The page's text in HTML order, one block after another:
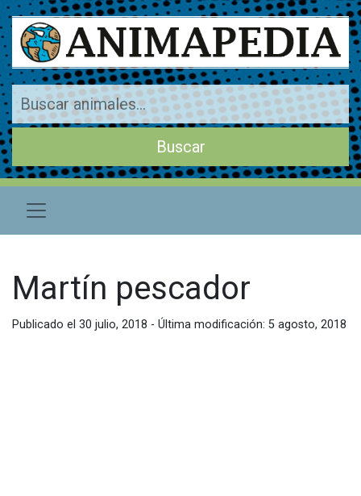
Martín pescador
Publicado el 30 julio, 2018 - Última modificación: 5 agosto, 2018